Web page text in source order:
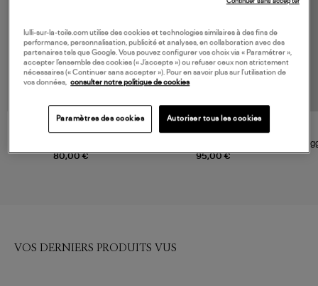
80,00 €
DIADORA
Khaki
95,00 €
AOKYANOS
VOS DERNIERS PRODUITS VUS
lulli-sur-la-toile.com utilise des cookies et technologies similaires à des fins de
performance, personnalisation, publicité et analyses, en collaboration avec des
partenaires tels que Google. Vous pouvez configurer vos choix via « Paramétrer »,
accepter l’ensemble des cookies (« J’accepte ») ou refuser ceux non strictement
nécessaires (« Continuer sans accepter »). Pour en savoir plus sur l’utilisation de
vos données, consulter notre politique de cookies
Paramètres des cookies Autoriser tous les cookies
Continuer sans accepter